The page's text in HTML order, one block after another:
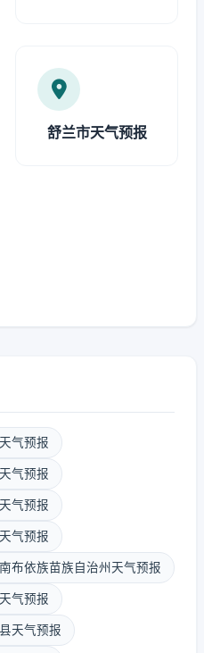
舒兰市天气预报
气预报
气预报
气预报
气预报
布依族苗族自治州天气预报
气预报
天气预报